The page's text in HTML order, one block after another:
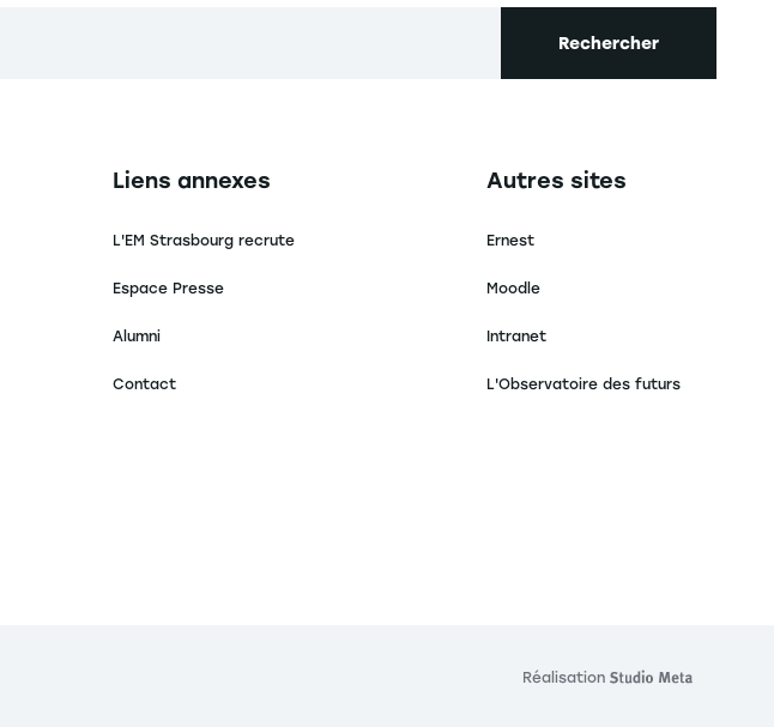
la conformité avec les réglementations. Personnalisez vos préférences pour
Rechercher
Navigation secondaire footer
Liens annexes
L'EM Strasbourg recrute
Espace Presse
Alumni
Contact
Navigation tertiaire footer
Autres sites
Ernest
Moodle
Intranet
L'Observatoire des futurs
Réalisation